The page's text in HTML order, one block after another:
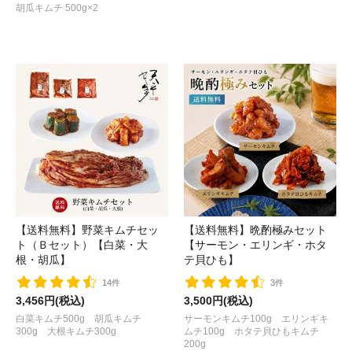
胡瓜キムチ 500g×2
【送料無料】野菜キムチセッ
ト（Ｂセット）【白菜・大
根・胡瓜】
14件
3,456円(税込)
白菜キムチ500g 胡瓜キムチ
300g 大根キムチ300g
【送料無料】晩酌極みセット
【サーモン・エリンギ・ホタ
テ貝ひも】
3件
3,500円(税込)
サーモンキムチ100g エリンギキ
ムチ100g ホタテ貝ひもキムチ
200g